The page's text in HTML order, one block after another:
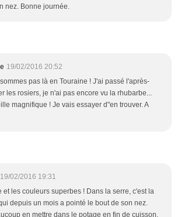
nez. Bonne journée.
19/02/2016 20:52
pas là en Touraine ! J'ai passé l'après-
les rosiers, je n'ai pas encore vu la rhubarbe...
magnifique ! Je vais essayer d"en trouver. A
19/02/2016 19:31
et les couleurs superbes ! Dans la serre, c'est la
depuis un mois a pointé le bout de son nez.
en mettre dans le potage en fin de cuisson,